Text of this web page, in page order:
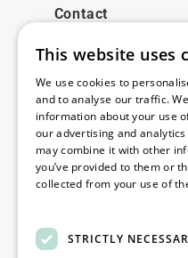
Contact
Juridisch
Disclaimer
Privacy policy
Cookie policy
Contact
This website uses
We use cookies to
and to analyse our traffic.
information about your use
our advertising and
may combine it with other
you’ve provided to them or
collected from your use of
STRICTLY